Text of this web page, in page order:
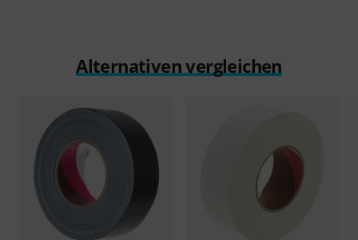
Alternativen vergleichen